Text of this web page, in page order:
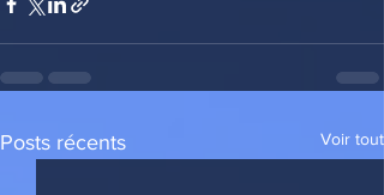
Posts récents Voir tout